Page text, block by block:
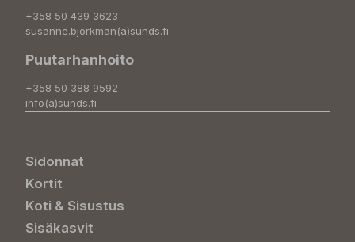
+358 50 439 3623
susanne.bjorkman(a)sunds.fi
Puutarhanhoito
+358 50 388 9592
info(a)sunds.fi
Sidonnat
Kortit
Koti & Sisustus
Sisäkasvit